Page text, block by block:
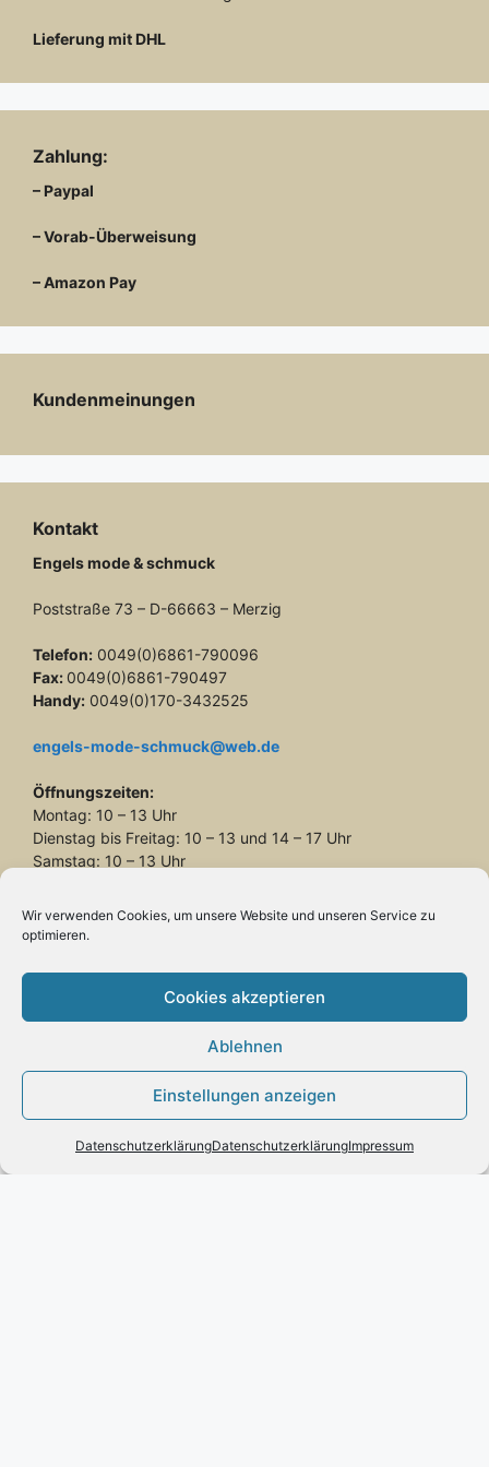
Wir verwenden Cookies, um unsere Website und unseren Service zu
optimieren.
Cookies akzeptieren
Ablehnen
Einstellungen anzeigen
DatenschutzerklärungDatenschutzerklärungImpressum
Lieferung mit DHL
Zahlung:
– Paypal
– Vorab-Überweisung
– Amazon Pay
Kundenmeinungen
Kontakt
Engels mode & schmuck
Poststraße 73 – D-66663 – Merzig
Telefon: 0049(0)6861-790096
Fax: 0049(0)6861-790497
Handy: 0049(0)170-3432525
engels-mode-schmuck@web.de
Öffnungszeiten:
Montag: 10 – 13 Uhr
Dienstag bis Freitag: 10 – 13 und 14 – 17 Uhr
Samstag: 10 – 13 Uhr
Vertrag widerrufen